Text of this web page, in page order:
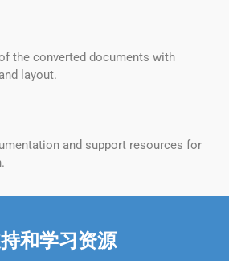
the converted documents with
layout.
and support resources for
和学习资源